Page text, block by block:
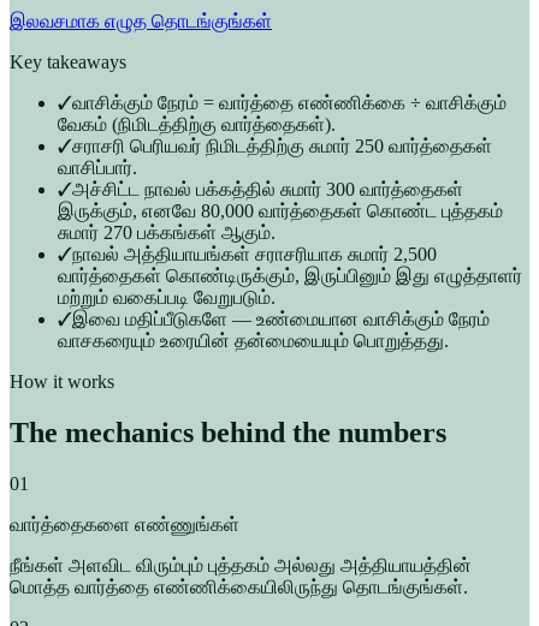
இலவசமாக எழுத தொடங்குங்கள்
Key takeaways
✓வாசிக்கும் நேரம் = வார்த்தை எண்ணிக்கை ÷ வாசிக்கும்
வேகம் (நிமிடத்திற்கு வார்த்தைகள்).
✓சராசரி பெரியவர் நிமிடத்திற்கு சுமார் 250 வார்த்தைகள்
வாசிப்பார்.
✓அச்சிட்ட நாவல் பக்கத்தில் சுமார் 300 வார்த்தைகள்
இருக்கும், எனவே 80,000 வார்த்தைகள் கொண்ட புத்தகம்
சுமார் 270 பக்கங்கள் ஆகும்.
✓நாவல் அத்தியாயங்கள் சராசரியாக சுமார் 2,500
வார்த்தைகள் கொண்டிருக்கும், இருப்பினும் இது எழுத்தாளர்
மற்றும் வகைப்படி வேறுபடும்.
✓இவை மதிப்பீடுகளே — உண்மையான வாசிக்கும் நேரம்
வாசகரையும் உரையின் தன்மையையும் பொறுத்தது.
How it works
The mechanics behind the numbers
01
வார்த்தைகளை எண்ணுங்கள்
நீங்கள் அளவிட விரும்பும் புத்தகம் அல்லது அத்தியாயத்தின்
மொத்த வார்த்தை எண்ணிக்கையிலிருந்து தொடங்குங்கள்.